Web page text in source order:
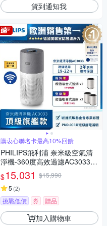
貨到通知我
購衷心聯名卡最高10%回饋
PHILIPS飛利浦 奈米級空氣清
淨機-360度高效過濾AC3033
適用22坪贈FY3430濾網*2
$15,031 $15,990
5 (2)
挑戰低價 券 贈品
加入購物車